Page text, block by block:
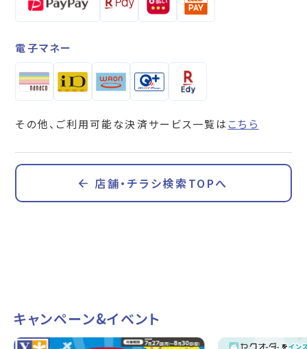
電子マネー
その他、ご利用可能な決済サービス一覧は こちら
店舗・チラシ検索TOPへ
キャンペーン&イベント